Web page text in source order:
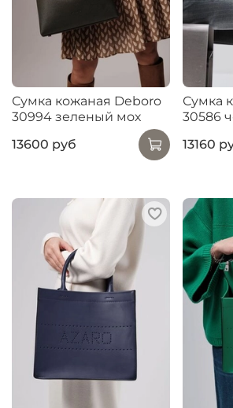
Сумка кожаная Deboro
30994 зеленый мох
13600 руб
Сумка
30586
13160